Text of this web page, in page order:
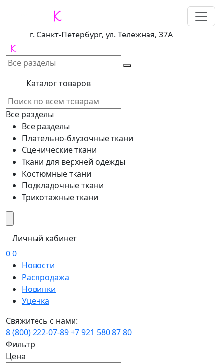
г. Санкт-Петербург, ул. Тележная, 37А
Каталог товаров
Все разделы
Все разделы
Плательно-блузочные ткани
Сценические ткани
Ткани для верхней одежды
Костюмные ткани
Подкладочные ткани
Трикотажные ткани
Личный кабинет
00
Новости
Распродажа
Новинки
Уценка
Свяжитесь с нами:
8 (800) 222-07-89+7 921 580 87 80
Фильтр
Цена